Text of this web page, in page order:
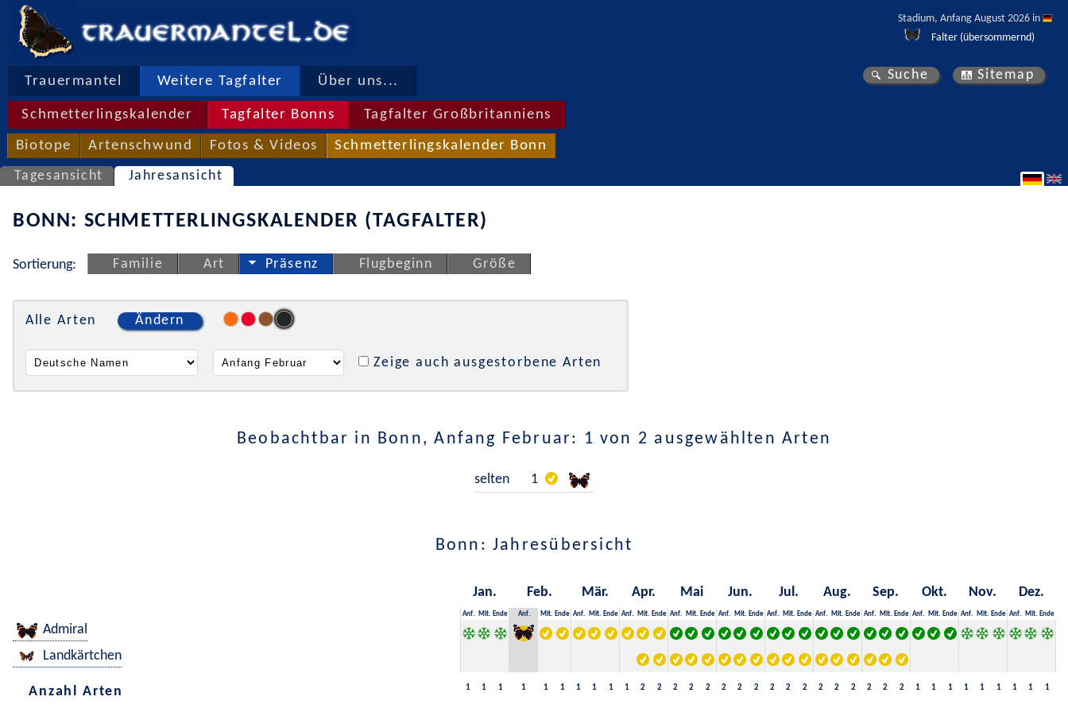
Stadium, Anfang August 2026 in
Falter (übersommernd)
Trauermantel Weitere Tagfalter Über uns...
Schmetterlingskalender Tagfalter Bonns Tagfalter Großbritanniens
Biotope Artenschwund Fotos & Videos Schmetterlingskalender Bonn
Suche Sitemap
Tagesansicht Jahresansicht
BONN: SCHMETTERLINGSKALENDER (TAGFALTER)
Sortierung: Familie Art Präsenz Flugbeginn Größe
Alle Arten Ändern
Zeige auch ausgestorbene Arten
Beobachtbar in Bonn, Anfang Februar: 1 von 2 ausgewählten Arten
selten 1
Bonn: Jahresübersicht
Jan. Feb. Mär. Apr. Mai Jun. Jul. Aug. Sep. Okt. Nov. Dez.
Anf. Mit. Ende Anf. Mit. Ende Anf. Mit. Ende Anf. Mit. Ende Anf. Mit. Ende Anf. Mit. Ende Anf. Mit. Ende Anf. Mit. Ende Anf. Mit. Ende Anf. Mit. Ende Anf. Mit. Ende Anf. Mit. Ende
Admiral
Landkärtchen
Anzahl Arten 1 1 1 1 1 1 1 1 1 1 2 2 2 2 2 2 2 2 2 2 2 2 2 2 2 2 2 1 1 1 1 1 1 1 1 1